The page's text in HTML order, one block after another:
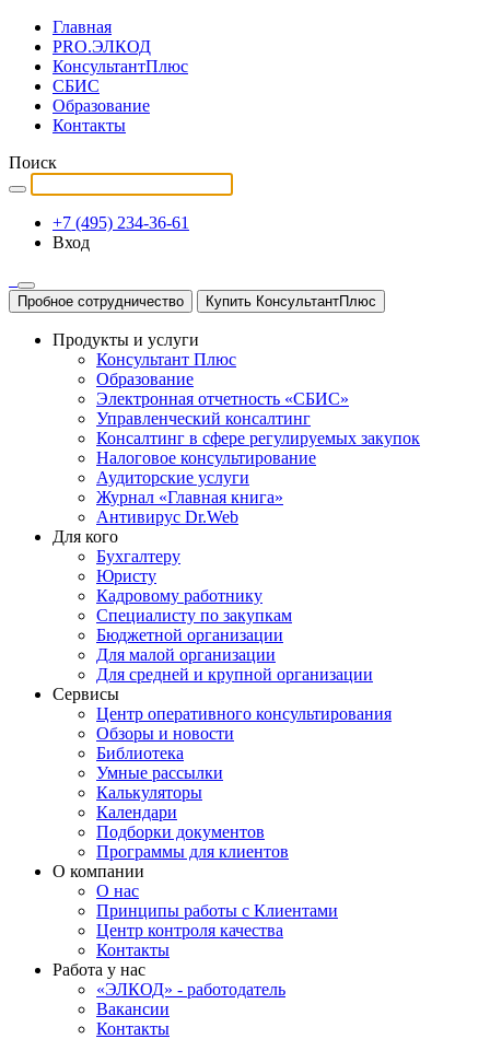
Главная
PRO.ЭЛКОД
КонсультантПлюс
СБИС
Образование
Контакты
Поиск
+7 (495) 234-36-61
Вход
Пробное сотрудничество Купить КонсультантПлюс
Продукты и услуги
Консультант Плюс
Образование
Электронная отчетность «СБИС»
Управленческий консалтинг
Консалтинг в сфере регулируемых закупок
Налоговое консультирование
Аудиторские услуги
Журнал «Главная книга»
Антивирус Dr.Web
Для кого
Бухгалтеру
Юристу
Кадровому работнику
Специалисту по закупкам
Бюджетной организации
Для малой организации
Для средней и крупной организации
Сервисы
Центр оперативного консультирования
Обзоры и новости
Библиотека
Умные рассылки
Калькуляторы
Календари
Подборки документов
Программы для клиентов
О компании
О нас
Принципы работы с Клиентами
Центр контроля качества
Контакты
Работа у нас
«ЭЛКОД» - работодатель
Вакансии
Контакты